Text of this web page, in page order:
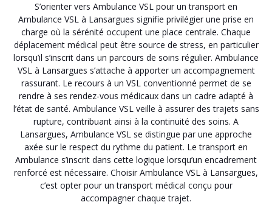
S’orienter vers Ambulance VSL pour un transport en
Ambulance VSL à Lansargues signifie privilégier une prise en
charge où la sérénité occupent une place centrale. Chaque
déplacement médical peut être source de stress, en particulier
lorsqu’il s’inscrit dans un parcours de soins régulier. Ambulance
VSL à Lansargues s’attache à apporter un accompagnement
rassurant. Le recours à un VSL conventionné permet de se
rendre à ses rendez-vous médicaux dans un cadre adapté à
l’état de santé. Ambulance VSL veille à assurer des trajets sans
rupture, contribuant ainsi à la continuité des soins. A
Lansargues, Ambulance VSL se distingue par une approche
axée sur le respect du rythme du patient. Le transport en
Ambulance s’inscrit dans cette logique lorsqu’un encadrement
renforcé est nécessaire. Choisir Ambulance VSL à Lansargues,
c’est opter pour un transport médical conçu pour
accompagner chaque trajet.